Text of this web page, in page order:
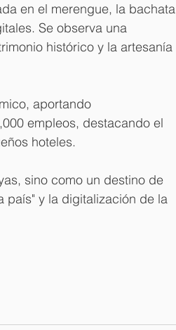
en el merengue, la bachata
Se observa una
histórico y la artesanía
aportando
empleos, destacando el
hoteles.
sino como un destino de
país" y la digitalización de la